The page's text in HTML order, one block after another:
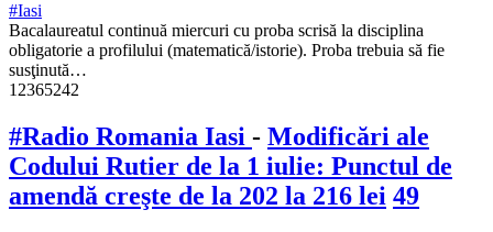
#Iasi
Bacalaureatul continuă miercuri cu proba scrisă la disciplina
obligatorie a profilului (matematică/istorie). Proba trebuia să fie
susţinută…
12365242
#Radio Romania Iasi - Modificări ale
Codului Rutier de la 1 iulie: Punctul de
amendă creşte de la 202 la 216 lei 49